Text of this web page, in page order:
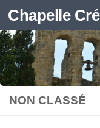
Skip to
Chapelle
NON CLASSÉ